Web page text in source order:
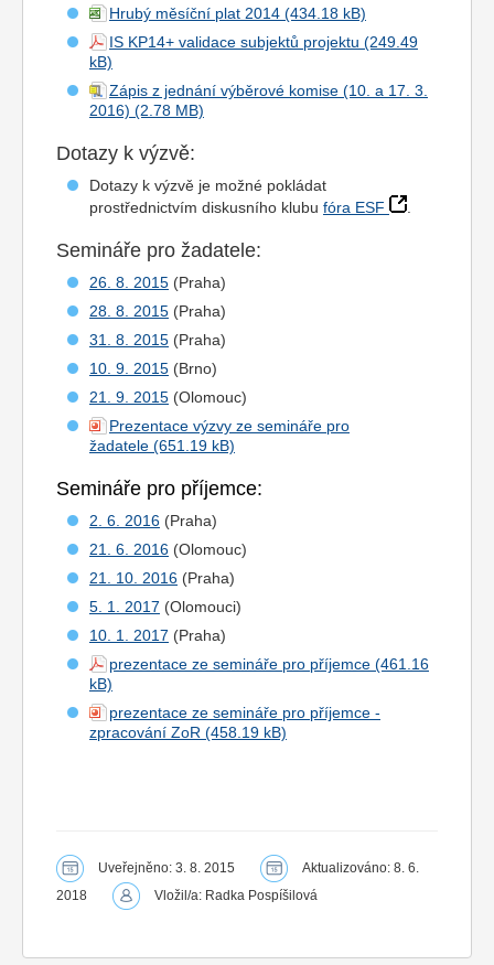
Hrubý měsíční plat 2014
IS KP14+ validace subjektů projektu
Zápis z jednání výběrové komise (10. a 17. 3.
2016)
Dotazy k výzvě:
Dotazy k výzvě je možné pokládat
prostřednictvím diskusního klubu fóra ESF .
Semináře pro žadatele:
26. 8. 2015 (Praha)
28. 8. 2015 (Praha)
31. 8. 2015 (Praha)
10. 9. 2015 (Brno)
21. 9. 2015 (Olomouc)
Prezentace výzvy ze semináře pro
žadatele
Semináře pro příjemce:
2. 6. 2016 (Praha)
21. 6. 2016 (Olomouc)
21. 10. 2016 (Praha)
5. 1. 2017 (Olomouci)
10. 1. 2017 (Praha)
prezentace ze semináře pro příjemce
prezentace ze semináře pro příjemce -
zpracování ZoR
Uveřejněno: 3. 8. 2015
Aktualizováno: 8. 6.
2018
Vložil/a: Radka Pospíšilová